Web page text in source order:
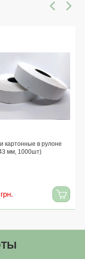
картонные в рулоне
мм, 1000шт)